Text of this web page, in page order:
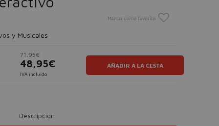
Marcar como favorito
y Musicales
71,95€
48,95€
IVA incluido
AÑADIR A LA CESTA
Descripción